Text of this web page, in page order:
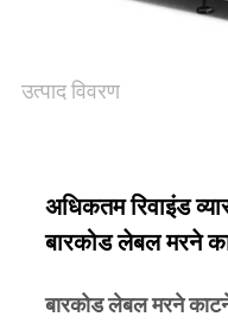
उत्पाद विवरण
अधिकतम रिवाइंड
बारकोड लेबल मरने
बारकोड लेबल मरने